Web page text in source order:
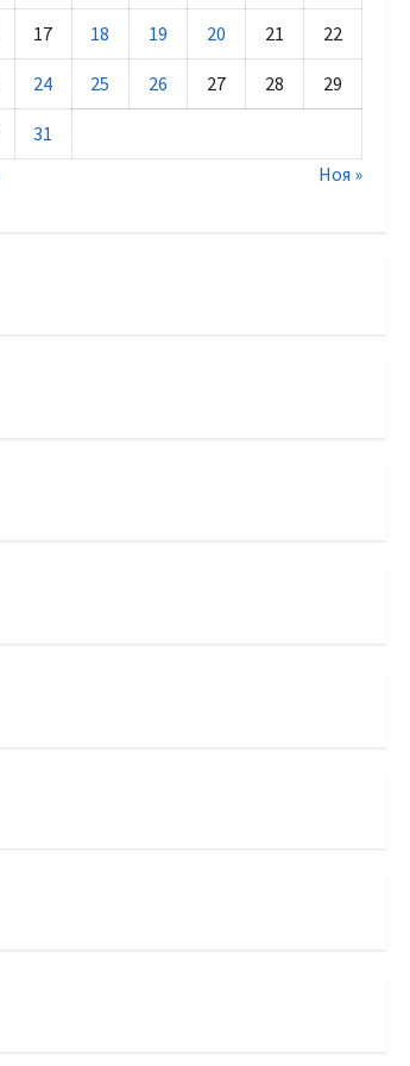
17 18 19 20 21 22
24 25 26 27 28 29
31
Ноя »